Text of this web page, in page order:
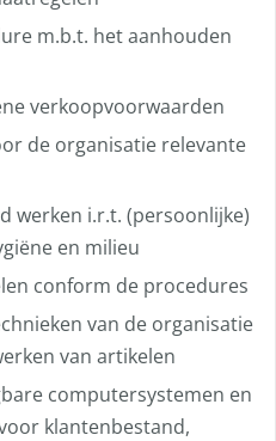
m.b.t. het aanhouden
verkoopvoorwaarden
de organisatie relevante
werken i.r.t. (persoonlijke)
en milieu
conform de procedures
van de organisatie
van artikelen
computersystemen en
klantenbestand,